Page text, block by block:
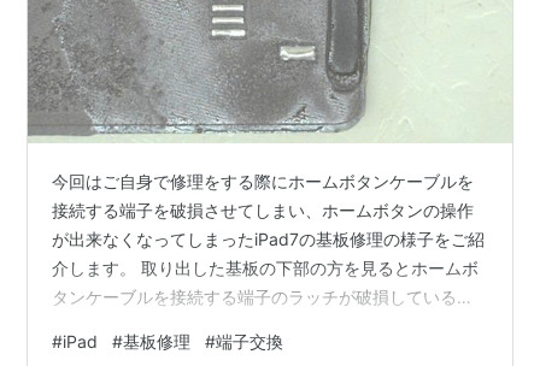
今回はご自身で修理をする際にホームボタンケーブルを
接続する端子を破損させてしまい、ホームボタンの操作
が出来なくなってしまったiPad7の基板修理の様子をご紹
介します。 取り出した基板の下部の方を見るとホームボ
タンケーブルを接続する端子のラッチが破損しているこ
ずのラッチがありません。 恐らくこの端子を交換するこ
#iPad #基板修理 #端子交換